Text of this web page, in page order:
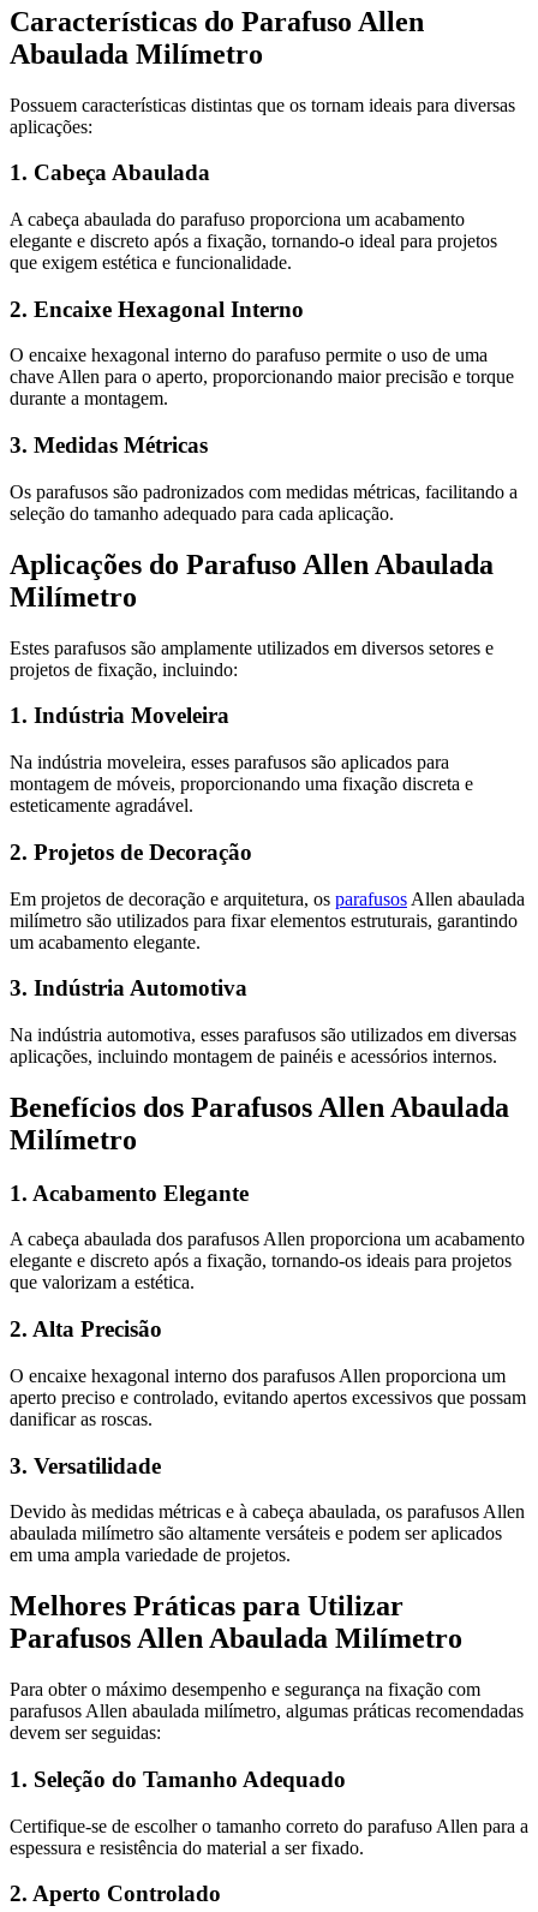
Características do Parafuso Allen
Abaulada Milímetro
Possuem características distintas que os tornam ideais para diversas
aplicações:
1. Cabeça Abaulada
A cabeça abaulada do parafuso proporciona um acabamento
elegante e discreto após a fixação, tornando-o ideal para projetos
que exigem estética e funcionalidade.
2. Encaixe Hexagonal Interno
O encaixe hexagonal interno do parafuso permite o uso de uma
chave Allen para o aperto, proporcionando maior precisão e torque
durante a montagem.
3. Medidas Métricas
Os parafusos são padronizados com medidas métricas, facilitando a
seleção do tamanho adequado para cada aplicação.
Aplicações do Parafuso Allen Abaulada
Milímetro
Estes parafusos são amplamente utilizados em diversos setores e
projetos de fixação, incluindo:
1. Indústria Moveleira
Na indústria moveleira, esses parafusos são aplicados para
montagem de móveis, proporcionando uma fixação discreta e
esteticamente agradável.
2. Projetos de Decoração
Em projetos de decoração e arquitetura, os parafusos Allen abaulada
milímetro são utilizados para fixar elementos estruturais, garantindo
um acabamento elegante.
3. Indústria Automotiva
Na indústria automotiva, esses parafusos são utilizados em diversas
aplicações, incluindo montagem de painéis e acessórios internos.
Benefícios dos Parafusos Allen Abaulada
Milímetro
1. Acabamento Elegante
A cabeça abaulada dos parafusos Allen proporciona um acabamento
elegante e discreto após a fixação, tornando-os ideais para projetos
que valorizam a estética.
2. Alta Precisão
O encaixe hexagonal interno dos parafusos Allen proporciona um
aperto preciso e controlado, evitando apertos excessivos que possam
danificar as roscas.
3. Versatilidade
Devido às medidas métricas e à cabeça abaulada, os parafusos Allen
abaulada milímetro são altamente versáteis e podem ser aplicados
em uma ampla variedade de projetos.
Melhores Práticas para Utilizar
Parafusos Allen Abaulada Milímetro
Para obter o máximo desempenho e segurança na fixação com
parafusos Allen abaulada milímetro, algumas práticas recomendadas
devem ser seguidas:
1. Seleção do Tamanho Adequado
Certifique-se de escolher o tamanho correto do parafuso Allen para a
espessura e resistência do material a ser fixado.
2. Aperto Controlado